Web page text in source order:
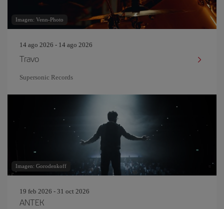
Imagen: Venn-Photo
14 ago 2026 - 14 ago 2026
Travo
Supersonic Records
Imagen: Gorodenkoff
19 feb 2026 - 31 oct 2026
ANTEK